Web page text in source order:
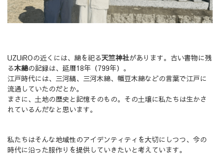
UZUiROの近くには、綿を祀る天竺神社があります。古い書物に残
る木綿の記録は、延暦18年（799年）。
江戸時代には、三河縞、三河木綿、幡豆木綿などの言葉で江戸に
流通していたのだとか。
まさに、土地の歴史と記憶そのもの。その土壌に私たちは生かさ
れているんだなと思います。
私たちはそんな地域性のアイデンティティを大切にしつつ、今の
時代に沿った服作りを提供していきたいと考えています。